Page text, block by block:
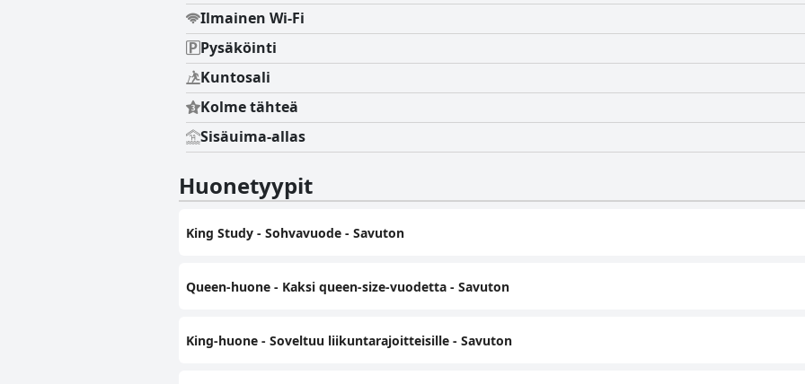
Ilmainen Wi-Fi
Pysäköinti
Kuntosali
Kolme tähteä
Sisäuima-allas
Huonetyypit
King Study - Sohvavuode - Savuton
Queen-huone - Kaksi queen-size-vuodetta - Savuton
King-huone - Soveltuu liikuntarajoitteisille - Savuton